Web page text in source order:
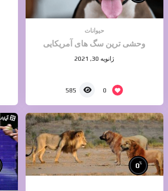
حیوانات
وحشی ترین سگ های آمریکایی
ژانویه 30, 2021
0
585
0%